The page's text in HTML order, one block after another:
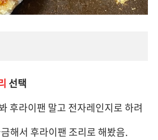
선택
후라이팬 말고 전자레인지로 하려
해서 후라이팬 조리로 해봤음.